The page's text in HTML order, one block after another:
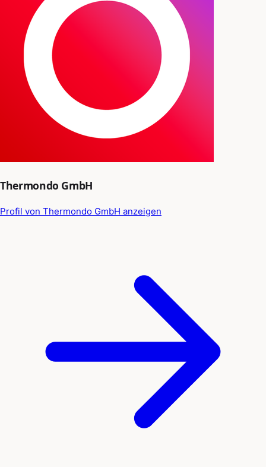
Thermondo GmbH
Profil von Thermondo GmbH anzeigen